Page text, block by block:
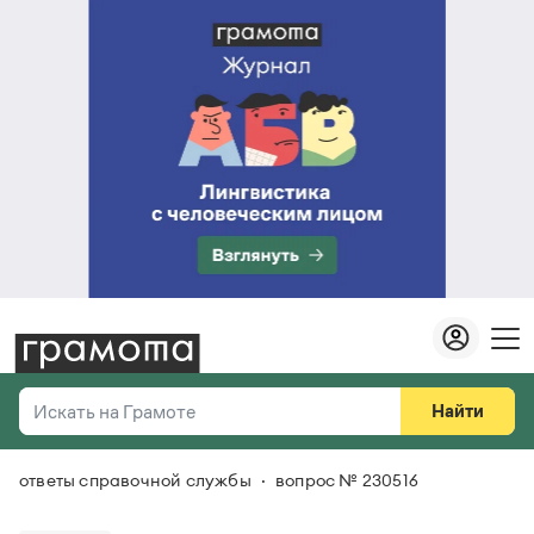
Искать на Грамоте
Справочная служба
Найти
Везде
ответы справочной службы вопрос № 230516